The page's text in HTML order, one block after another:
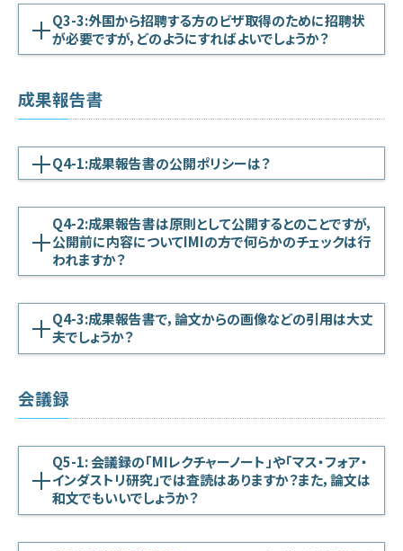
Q3-3:外国から招聘する方のビザ取得のために招聘状
が必要ですが，どのようにすればよいでしょうか？
成果報告書
Q4-1:成果報告書の公開ポリシーは？
Q4-2:成果報告書は原則として公開するとのことですが，
公開前に内容についてIMIの方で何らかのチェックは行
われますか？
Q4-3:成果報告書で，論文からの画像などの引用は大丈
夫でしょうか？
会議録
Q5-1: 会議録の「MIレクチャーノート」や「マス・フォア・
インダストリ研究」では査読はありますか？また，論文は
和文でもいいでしょうか？